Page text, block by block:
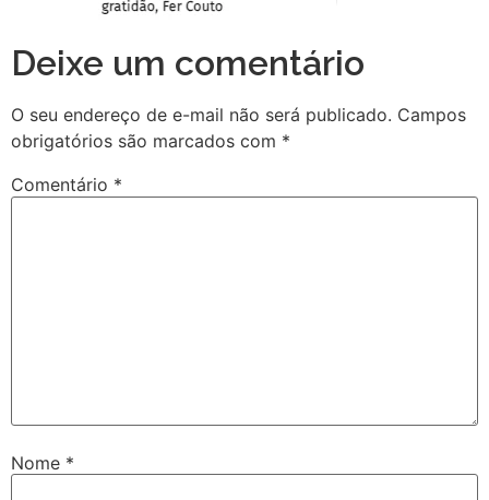
Deixe um comentário
O seu endereço de e-mail não será publicado. Campos
obrigatórios são marcados com *
Comentário *
Nome *